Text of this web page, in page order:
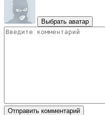
Выбрать аватар
Отправить комментарий